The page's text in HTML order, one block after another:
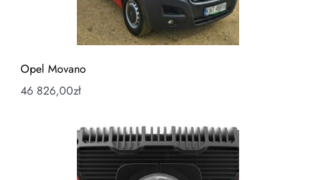
Opel Movano
46 826,00zł